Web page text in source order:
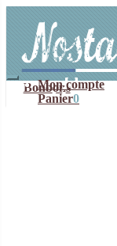
navigation
contenu
Mon compte
Panier0
Bonbons